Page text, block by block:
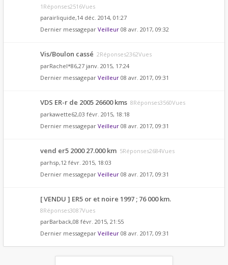
1Réponses2516Vues
parairliquide,14 déc. 2014, 01:27
Dernier messagepar Veilleur 08 avr. 2017, 09:32
Vis/Boulon cassé 2Réponses2362Vues
parRachel*86,27 janv. 2015, 17:24
Dernier messagepar Veilleur 08 avr. 2017, 09:31
VDS ER-r de 2005 26600 kms 8Réponses3560Vues
parkawette62,03 févr. 2015, 18:18
Dernier messagepar Veilleur 08 avr. 2017, 09:31
vend er5 2000 27.000 km 5Réponses2684Vues
parhsp,12 févr. 2015, 18:03
Dernier messagepar Veilleur 08 avr. 2017, 09:31
[ VENDU ] ER5 or et noire 1997 ; 76 000 km.
8Réponses3087Vues
parBarback,08 févr. 2015, 21:55
Dernier messagepar Veilleur 08 avr. 2017, 09:31